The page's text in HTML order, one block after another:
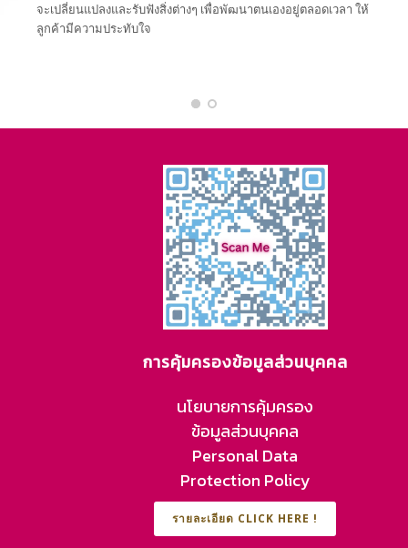
จะเปลี่ยนแปลงและรับฟังสิ่งต่างๆ เพื่อพัฒนาตนเองอยู่ตลอดเวลา ให้
ลูกค้ามีความประทับใจ
การคุ้มครองข้อมูลส่วนบุคคล
นโยบายการคุ้มครอง
ข้อมูลส่วนบุคคล
Personal Data
Protection Policy
รายละเอียด CLICK HERE !